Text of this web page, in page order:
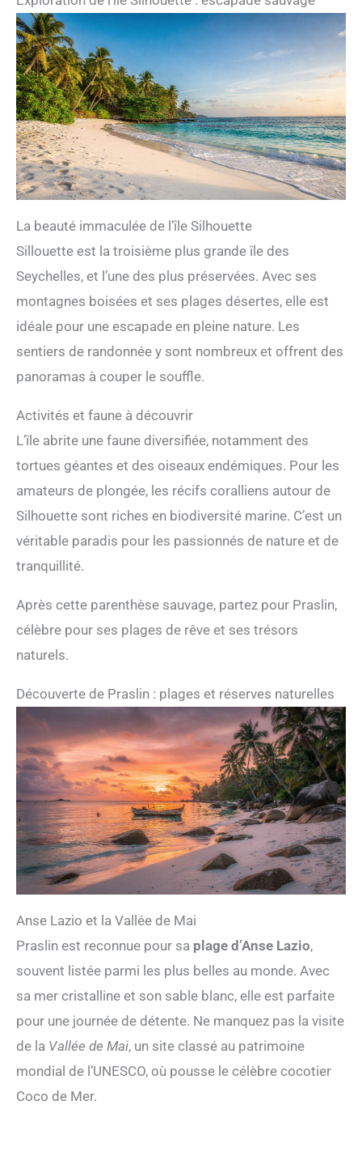
La beauté immaculée de l’île Silhouette
Sillouette est la troisième plus grande île des
Seychelles, et l’une des plus préservées. Avec ses
montagnes boisées et ses plages désertes, elle est
idéale pour une escapade en pleine nature. Les
sentiers de randonnée y sont nombreux et offrent des
panoramas à couper le souffle.
Activités et faune à découvrir
L’île abrite une faune diversifiée, notamment des
tortues géantes et des oiseaux endémiques. Pour les
amateurs de plongée, les récifs coralliens autour de
Silhouette sont riches en biodiversité marine. C’est un
véritable paradis pour les passionnés de nature et de
tranquillité.
Après cette parenthèse sauvage, partez pour Praslin,
célèbre pour ses plages de rêve et ses trésors
naturels.
Découverte de Praslin : plages et réserves naturelles
Anse Lazio et la Vallée de Mai
Praslin est reconnue pour sa plage d’Anse Lazio,
souvent listée parmi les plus belles au monde. Avec
sa mer cristalline et son sable blanc, elle est parfaite
pour une journée de détente. Ne manquez pas la visite
de la Vallée de Mai, un site classé au patrimoine
mondial de l’UNESCO, où pousse le célèbre cocotier
Coco de Mer.